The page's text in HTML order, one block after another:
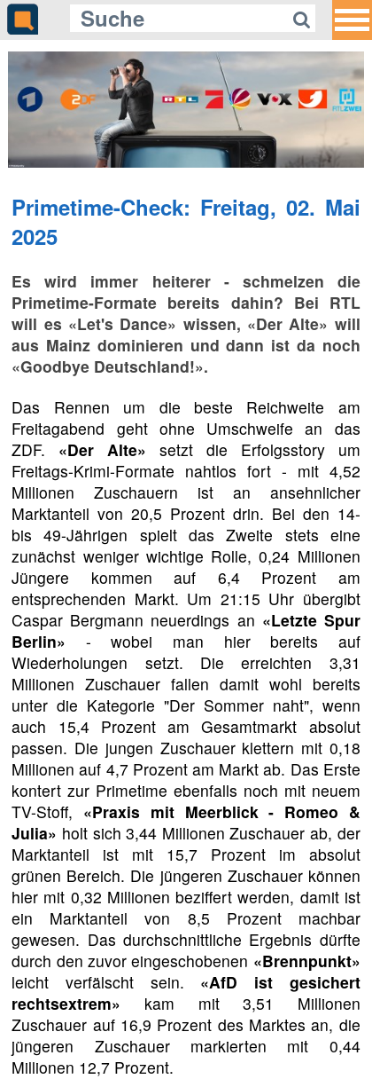
Primetime-Check: Freitag, 02. Mai
2025
Es wird immer heiterer - schmelzen die
Primetime-Formate bereits dahin? Bei RTL
will es «Let's Dance» wissen, «Der Alte» will
aus Mainz dominieren und dann ist da noch
«Goodbye Deutschland!».
Das Rennen um die beste Reichweite am
Freitagabend geht ohne Umschweife an das
ZDF. «Der Alte» setzt die Erfolgsstory um
Freitags-Krimi-Formate nahtlos fort - mit 4,52
Millionen Zuschauern ist an ansehnlicher
Marktanteil von 20,5 Prozent drin. Bei den 14-
bis 49-Jährigen spielt das Zweite stets eine
zunächst weniger wichtige Rolle, 0,24 Millionen
Jüngere kommen auf 6,4 Prozent am
entsprechenden Markt. Um 21:15 Uhr übergibt
Caspar Bergmann neuerdings an «Letzte Spur
Berlin» - wobei man hier bereits auf
Wiederholungen setzt. Die erreichten 3,31
Millionen Zuschauer fallen damit wohl bereits
unter die Kategorie "Der Sommer naht", wenn
auch 15,4 Prozent am Gesamtmarkt absolut
passen. Die jungen Zuschauer klettern mit 0,18
Millionen auf 4,7 Prozent am Markt ab. Das Erste
kontert zur Primetime ebenfalls noch mit neuem
TV-Stoff, «Praxis mit Meerblick - Romeo &
Julia» holt sich 3,44 Millionen Zuschauer ab, der
Marktanteil ist mit 15,7 Prozent im absolut
grünen Bereich. Die jüngeren Zuschauer können
hier mit 0,32 Millionen beziffert werden, damit ist
ein Marktanteil von 8,5 Prozent machbar
gewesen. Das durchschnittliche Ergebnis dürfte
durch den zuvor eingeschobenen «Brennpunkt»
leicht verfälscht sein. «AfD ist gesichert
rechtsextrem» kam mit 3,51 Millionen
Zuschauer auf 16,9 Prozent des Marktes an, die
jüngeren Zuschauer markierten mit 0,44
Millionen 12,7 Prozent.